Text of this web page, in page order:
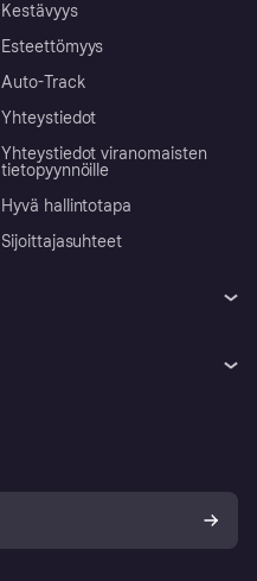
Kestävyys
Esteettömyys
Auto-Track
Yhteystiedot
Yhteystiedot viranomaisten
tietopyynnöille
Hyvä hallintotapa
Sijoittajasuhteet